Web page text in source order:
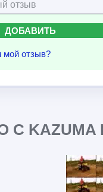
мой отзыв?
KAZUMA